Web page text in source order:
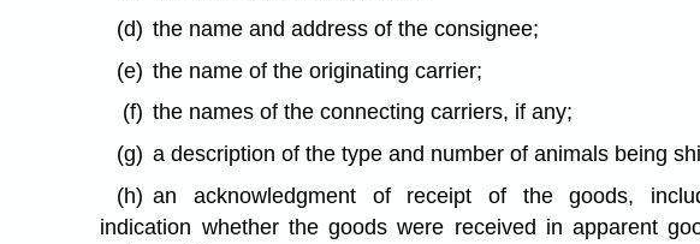
(d) the name and address of the consignee;
(e) the name of the originating carrier;
(f) the names of the connecting carriers, if any;
(g) a description of the type and number of animals being
(h) an acknowledgment of receipt of the goods,
indication whether the goods were received in apparent